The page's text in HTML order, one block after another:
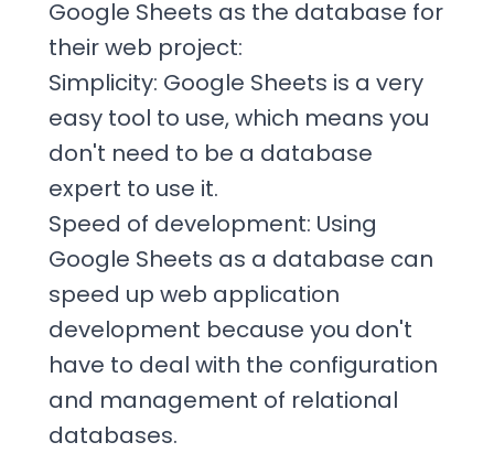
Google Sheets as the database for
their web project:
Simplicity: Google Sheets is a very
easy tool to use, which means you
don't need to be a database
expert to use it.
Speed ​​of development: Using
Google Sheets as a database can
speed up web application
development because you don't
have to deal with the configuration
and management of relational
databases.